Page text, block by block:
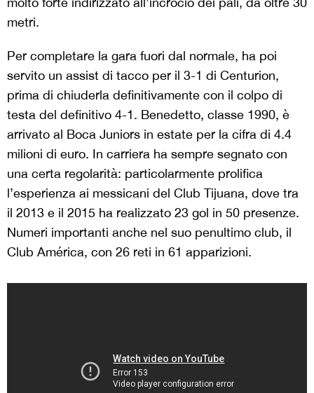
metri.
Per completare la gara fuori dal normale, ha poi
servito un assist di tacco per il 3-1 di Centurion,
prima di chiuderla definitivamente con il colpo di
testa del definitivo 4-1. Benedetto, classe 1990, è
arrivato al Boca Juniors in estate per la cifra di 4.4
milioni di euro. In carriera ha sempre segnato con
una certa regolarità: particolarmente prolifica
l’esperienza ai messicani del Club Tijuana, dove tra
il 2013 e il 2015 ha realizzato 23 gol in 50 presenze.
Numeri importanti anche nel suo penultimo club, il
Club América, con 26 reti in 61 apparizioni.